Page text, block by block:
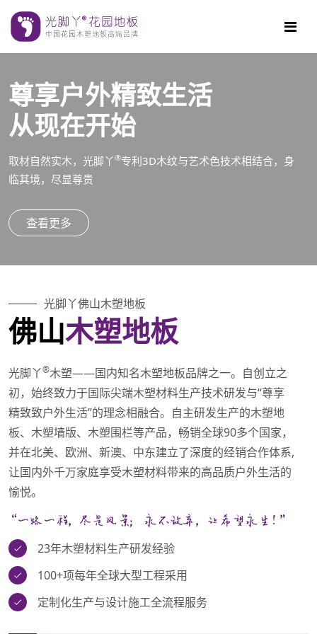
尊享户外精致生活
从现在开始
取材自然实木，光脚丫®专利3D木纹与艺术色技术相结合，身
临其境，尽显尊贵
查看更多
光脚丫佛山木塑地板
佛山木塑地板
光脚丫®木塑——国内知名木塑地板品牌之一。自创立之
初，始终致力于国际尖端木塑材料生产技术研发与“尊享
精致致户外生活”的理念相融合。自主研发生产的木塑地
板、木塑墙版、木塑围栏等产品，畅销全球90多个国家，
并在北美、欧洲、新澳、中东建立了深度的经销合作体系,
让国内外千万家庭享受木塑材料带来的高品质户外生活的
愉悦。
23年木塑材料生产研发经验
100+项每年全球大型工程采用
定制化生产与设计施工全流程服务